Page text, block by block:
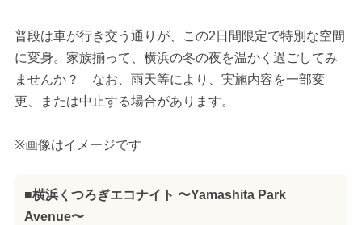
普段は車が行き交う通りが、この2日間限定で特別な空間
に変身。家族揃って、横浜の冬の夜を温かく過ごしてみ
ませんか？ なお、雨天等により、実施内容を一部変
更、または中止する場合があります。
※画像はイメージです
■横浜くつろぎエコナイト 〜Yamashita Park
Avenue〜